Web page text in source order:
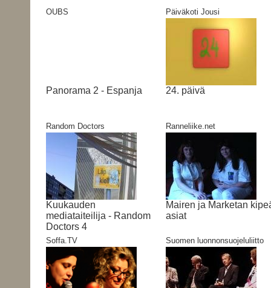
OUBS
Panorama 2 - Espanja
Päiväkoti Jousi
24. päivä
Random Doctors
Kuukauden
mediataiteilija - Random
Doctors 4
Ranneliike.net
Mairen ja Marketan
asiat
Soffa.TV Suomen luonnonsuojeluliitto